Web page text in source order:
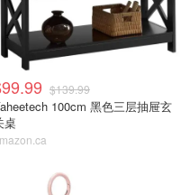
$139.99
100cm 黑色三层抽屉玄
桌